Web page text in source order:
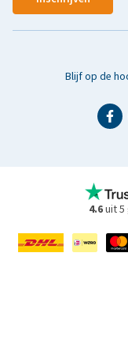
Blijf op de
4.6uit 5